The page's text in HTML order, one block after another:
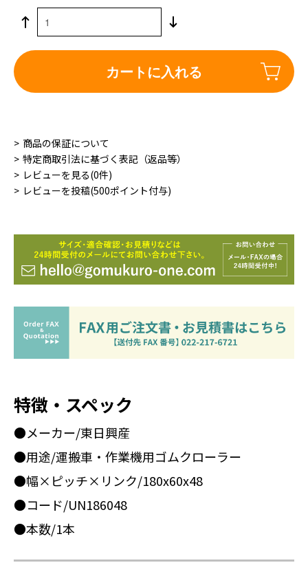
カートに入れる
商品の保証について
特定商取引法に基づく表記（返品等）
レビューを見る(0件)
レビューを投稿(500ポイント付与)
特徴・スペック
●メーカー/東日興産
●用途/運搬車・作業機用ゴムクローラー
●幅×ピッチ×リンク/180x60x48
●コード/UN186048
●本数/1本